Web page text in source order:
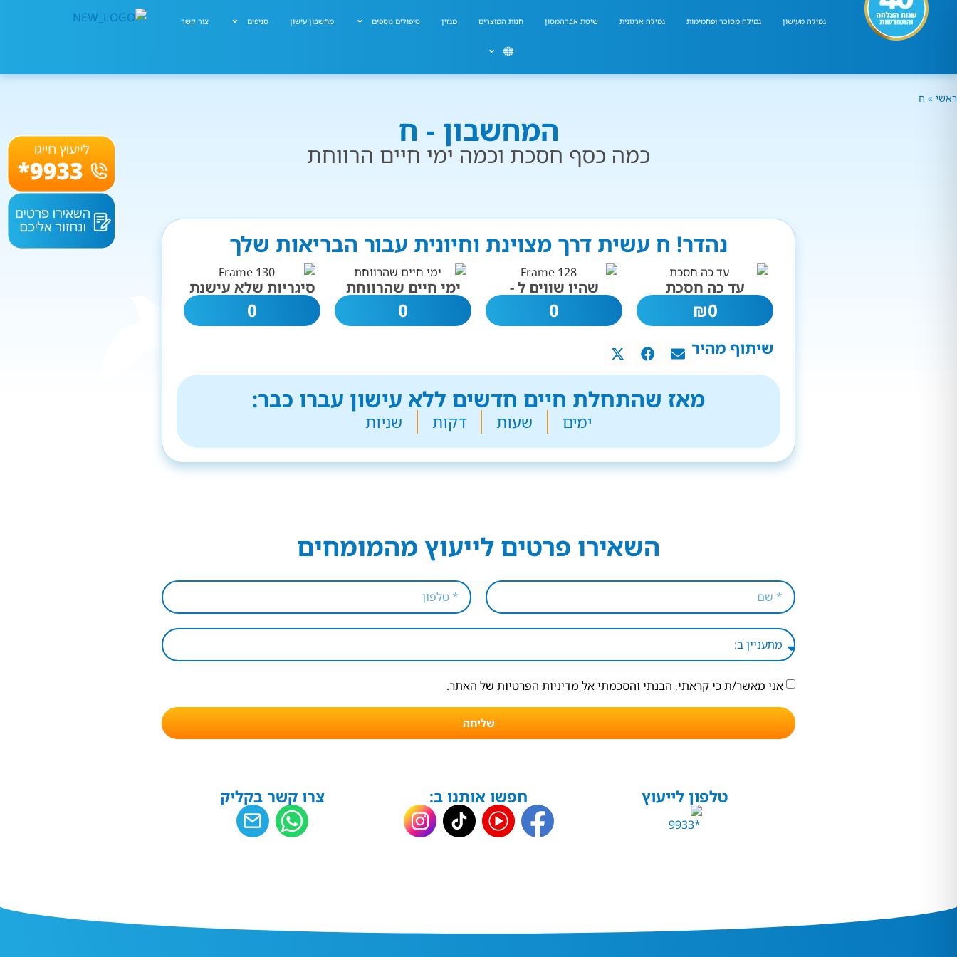
גמילה מעישון גמילה מסוכר ופחמימות גמילה ארגונית שיטת אברהמסון חנות המוצרים מגזין טיפולים נוספים מחשבון עישון סניפים צור קשר
ראשי » ח
המחשבון - ח
כמה כסף חסכת וכמה ימי חיים הרווחת
נהדר! ח עשית דרך מצוינת וחיונית עבור הבריאות שלך
עד כה חסכת
0
₪
שהיו שווים ל -
0
ימי חיים שהרווחת
0
סיגריות שלא עישנת
0
שיתוף מהיר
מאז שהתחלת חיים חדשים ללא עישון עברו כבר:
ימים שעות דקות שניות
השאירו פרטים לייעוץ מהמומחים
אני מאשר/ת כי קראתי, הבנתי והסכמתי אל מדיניות הפרטיות של האתר.
שליחה
טלפון לייעוץ חפשו אותנו ב: צרו קשר בקליק